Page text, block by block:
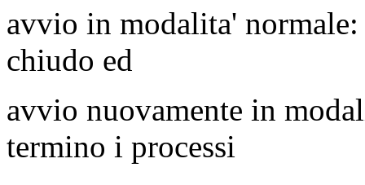
avvio in modalita'
chiudo ed
avvio nuovamente in
termino i processi